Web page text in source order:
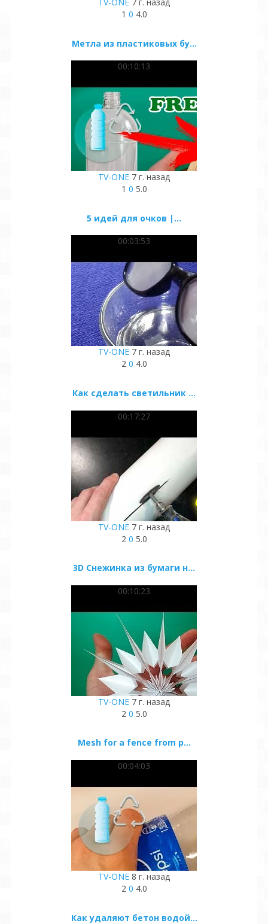
1 0 4.0
Метла из пластиковых бу...
00:10:13
TV-ONE 7 г. назад
1 0 5.0
5 идей для очков |...
00:03:53
TV-ONE 7 г. назад
2 0 4.0
Как сделать светильник ...
00:17:27
TV-ONE 7 г. назад
2 0 5.0
3D Снежинка из бумаги н...
00:10:23
TV-ONE 7 г. назад
2 0 5.0
Mesh for a fence from p...
00:04:03
TV-ONE 8 г. назад
2 0 4.0
Как удаляют бетон водой...